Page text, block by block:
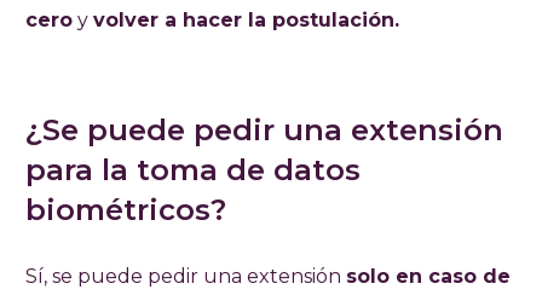
cero y volver a hacer la postulación.
¿Se puede pedir una extensión
para la toma de datos
biométricos?
Sí, se puede pedir una extensión solo en caso de